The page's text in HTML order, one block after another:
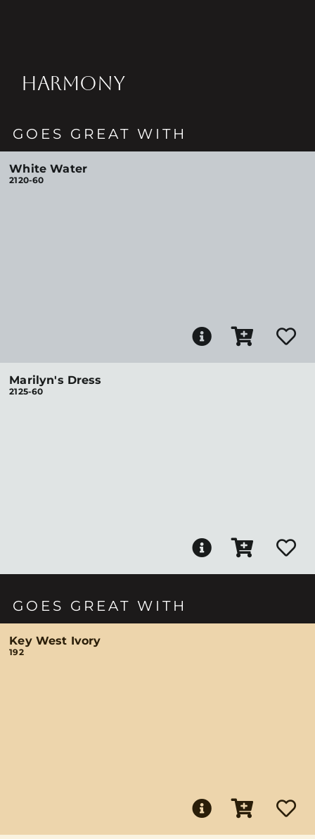
HARMONY
GOES GREAT WITH
White Water
2120-60
Marilyn's Dress
2125-60
GOES GREAT WITH
Key West Ivory
192